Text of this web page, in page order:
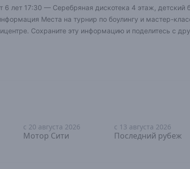
лет 17:30 — Серебряная дискотека 4 этаж, детский
Места на турнир по боулингу и мастер-
Сохраните эту информацию и поделитесь с
18+
с 20 августа 2026
Мотор Сити
18+
с 13 августа 2026
Последний рубеж